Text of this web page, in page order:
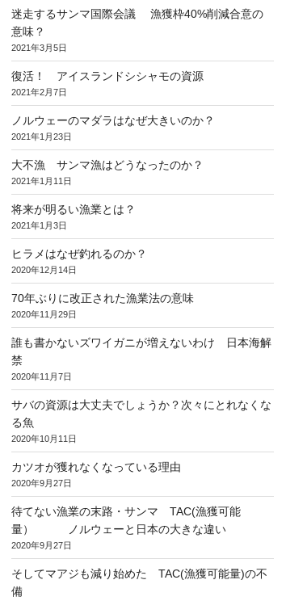
迷走するサンマ国際会議 漁獲枠40%削減合意の
意味？
2021年3月5日
復活！ アイスランドシシャモの資源
2021年2月7日
ノルウェーのマダラはなぜ大きいのか？
2021年1月23日
大不漁 サンマ漁はどうなったのか？
2021年1月11日
将来が明るい漁業とは？
2021年1月3日
ヒラメはなぜ釣れるのか？
2020年12月14日
70年ぶりに改正された漁業法の意味
2020年11月29日
誰も書かないズワイガニが増えないわけ 日本海解
禁
2020年11月7日
サバの資源は大丈夫でしょうか？次々にとれなくな
る魚
2020年10月11日
カツオが獲れなくなっている理由
2020年9月27日
待てない漁業の末路・サンマ TAC(漁獲可能
量） ノルウェーと日本の大きな違い
2020年9月27日
そしてマアジも減り始めた TAC(漁獲可能量)の不
備